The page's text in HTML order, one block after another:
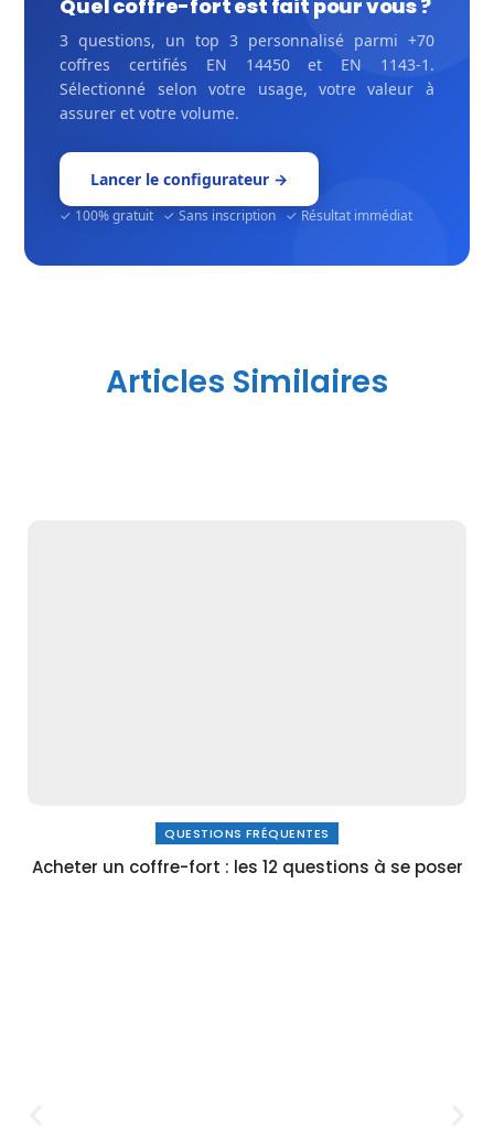
Quel coffre-fort est fait pour vous ?
3 questions, un top 3 personnalisé parmi +70
coffres certifiés EN 14450 et EN 1143-1.
Sélectionné selon votre usage, votre valeur à
assurer et votre volume.
Lancer le configurateur →
✓ 100% gratuit ✓ Sans inscription ✓ Résultat immédiat
Articles Similaires
QUESTIONS FRÉQUENTES
Acheter un coffre-fort : les 12 questions à se poser